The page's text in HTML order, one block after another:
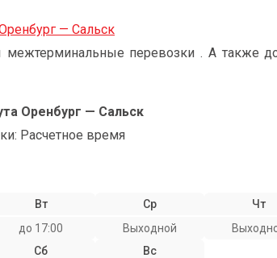
— Сальск
межтерминальные перевозки . А также
Оренбург — Сальск
Расчетное время
Вт
до 17:00
Ср
Выходной
Чт
Сб
Вс